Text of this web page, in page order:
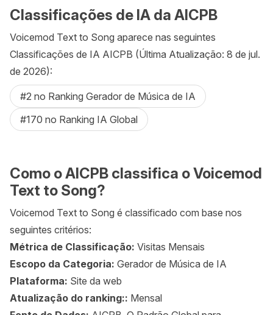
Classificações de IA da AICPB
Voicemod Text to Song aparece nas seguintes
Classificações de IA AICPB (Última Atualização: 8 de jul.
de 2026):
#2 no Ranking Gerador de Música de IA
#170 no Ranking IA Global
Como o AICPB classifica o Voicemod
Text to Song?
Voicemod Text to Song é classificado com base nos
seguintes critérios:
Métrica de Classificação: Visitas Mensais
Escopo da Categoria: Gerador de Música de IA
Plataforma: Site da web
Atualização do ranking:: Mensal